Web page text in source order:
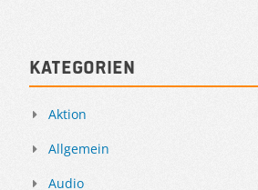
Kategorien
Aktion
Allgemein
Audio